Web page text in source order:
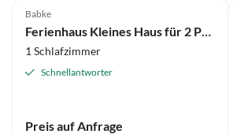
Babke
1 Schlafzimmer
Schnellantworter
Preis auf Anfrage